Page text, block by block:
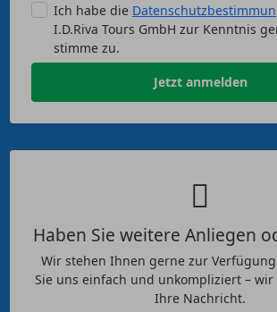
Ich habe die
I.D.Riva Tours GmbH zur Kenntnis
stimme zu.
Jetzt anmelden
Haben Sie weitere Anliegen
Wir stehen Ihnen gerne zur
Sie uns einfach und unkompliziert –
Ihre Nachricht.